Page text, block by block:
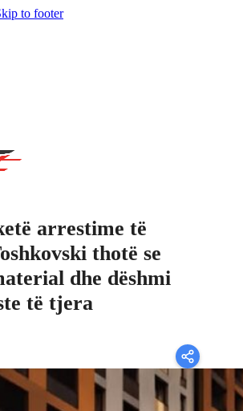
to footer
arrestime të
thotë se
dhe dëshmi
të tjera